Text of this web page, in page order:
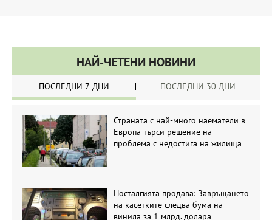
НАЙ-ЧЕТЕНИ НОВИНИ
ПОСЛЕДНИ 7 ДНИ ПОСЛЕДНИ 30 ДНИ
Страната с най-много наематели в
Европа търси решение на
проблема с недостига на жилища
Носталгията продава: Завръщането
на касетките следва бума на
винила за 1 млрд. долара